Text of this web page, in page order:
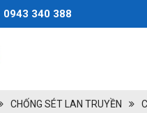
0943 340 388
CHỐNG SÉT LAN TRUYỀN